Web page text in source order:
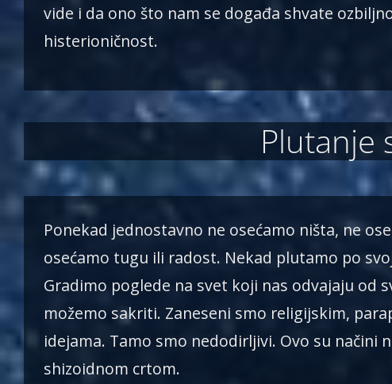
vide i da ono što nam se događa shvate
histerioničnost.
Plutanje
Ponekad jednostavno ne osećamo ništa, ne
osećamo tugu ili radost. Nekad plutamo po
Gradimo poglede na svet koji nas odvajaju od
možemo sakriti. Zaneseni smo religijskim,
idejama. Tamo smo nedodirljivi. Ovo su
shizoidnom crtom.